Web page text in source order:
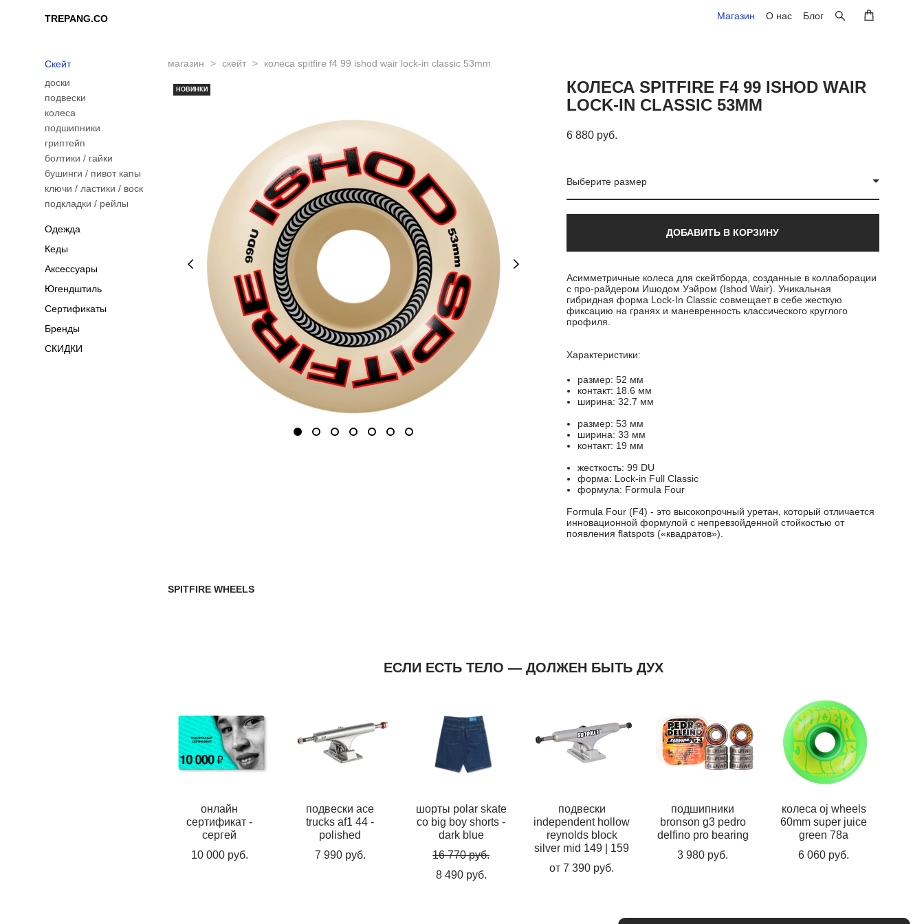
TREPANG.CO Магазин О нас Блог
TREPANG.CO Магазин О нас Блог
Скейт
доски
подвески
колеса
подшипники
гриптейп
болтики / гайки
бушинги / пивот капы
ключи / ластики / воск
подкладки / рейлы
Одежда
Кеды
Аксессуары
Югендштиль
Сертификаты
Бренды
СКИДКИ
магазин > скейт > колеса spitfire f4 99 ishod wair lock-in classic 53mm
НОВИНКИ
КОЛЕСА SPITFIRE F4 99 ISHOD WAIR
LOCK-IN CLASSIC 53MM
6 880 pуб.
Выберите размер
ДОБАВИТЬ В КОРЗИНУ
Асимметричные колеса для скейтборда , созданные в коллаборации
с про-райдером Ишодом Уэйром (Ishod Wair). Уникальная
гибридная форма Lock-In Classicсовмещает в себе жесткую
фиксацию на гранях и маневренность классического круглого
профиля.
Характеристики:
размер: 52 мм
контакт: 18.6 мм
ширина: 32.7 мм
размер: 53 мм
ширина: 33 мм
контакт: 19 мм
жесткость: 99 DU
форма: Lock-in Full Classic
формула: Formula Four
Formula Four (F4) - это высокопрочный уретан, который отличается
инновационной формулой с непревзойденной стойкостью от
появления flatspots («квадратов»).
SPITFIRE WHEELS
ЕСЛИ ЕСТЬ ТЕЛО — ДОЛЖЕН БЫТЬ ДУХ
онлайн
сертификат -
сергей
10 000 pуб.
подвески ace
trucks af1 44 -
polished
7 990 pуб.
шорты polar skate
co big boy shorts -
dark blue
16 770 pуб.
8 490 pуб.
подвески
independent hollow
reynolds block
silver mid 149 | 159
от 7 390 pуб.
подшипники
bronson g3 pedro
delfino pro bearing
3 980 pуб.
колеса oj wheels
60mm super juice
green 78a
6 060 pуб.